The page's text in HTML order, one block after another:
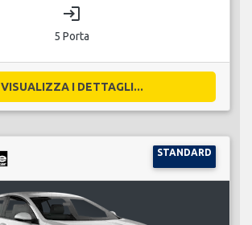
login
5 Porta
VISUALIZZA I DETTAGLI...
STANDARD